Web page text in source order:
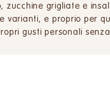
zucchine grigliate e
varianti, e proprio per
gusti personali